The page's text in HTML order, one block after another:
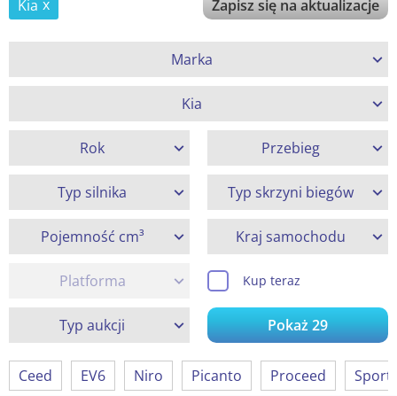
Kia Zapisz się na aktualizacje
Marka
Kia
Rok Przebieg
Typ silnika Typ skrzyni biegów
Pojemność cm³ Kraj samochodu
Platforma Kup teraz
Typ aukcji Pokaż29
Ceed EV6 Niro Picanto Proceed